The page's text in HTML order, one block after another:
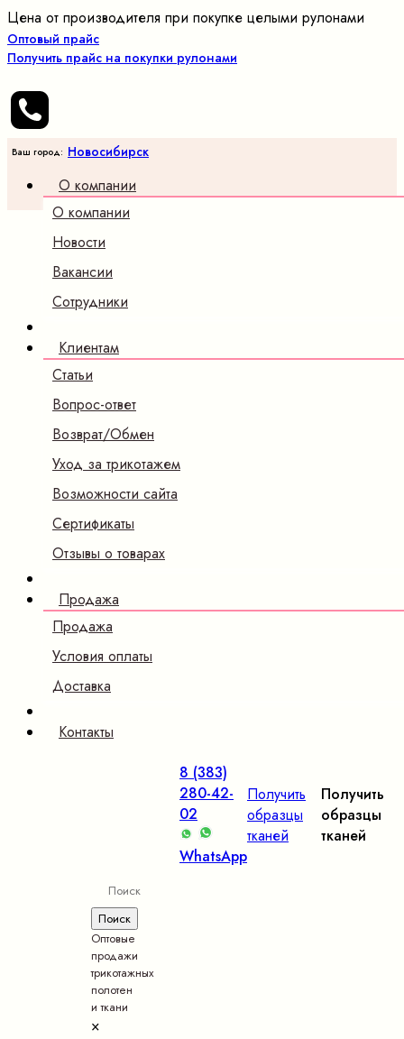
Цена от производителя при покупке целыми рулонами
Оптовый прайс
Получить прайс на покупки рулонами
Ваш город: Новосибирск
О компании
О компании
Новости
Вакансии
Сотрудники
Клиентам
Статьи
Вопрос-ответ
Возврат/Обмен
Уход за трикотажем
Возможности сайта
Сертификаты
Отзывы о товарах
Продажа
Продажа
Условия оплаты
Доставка
Контакты
8 (383)
280-42-
02
WhatsApp
Получить
образцы
тканей
Получить
образцы
тканей
Оптовые
продажи
трикотажных
полотен
и ткани
×